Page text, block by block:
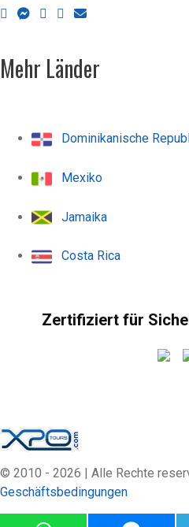
Mehr Länder
Dominikanische
Mexiko
Jamaika
Costa Rica
Zertifiziert für
© 2010 - 2026 | Alle Rechte
Geschäftsbedingungen